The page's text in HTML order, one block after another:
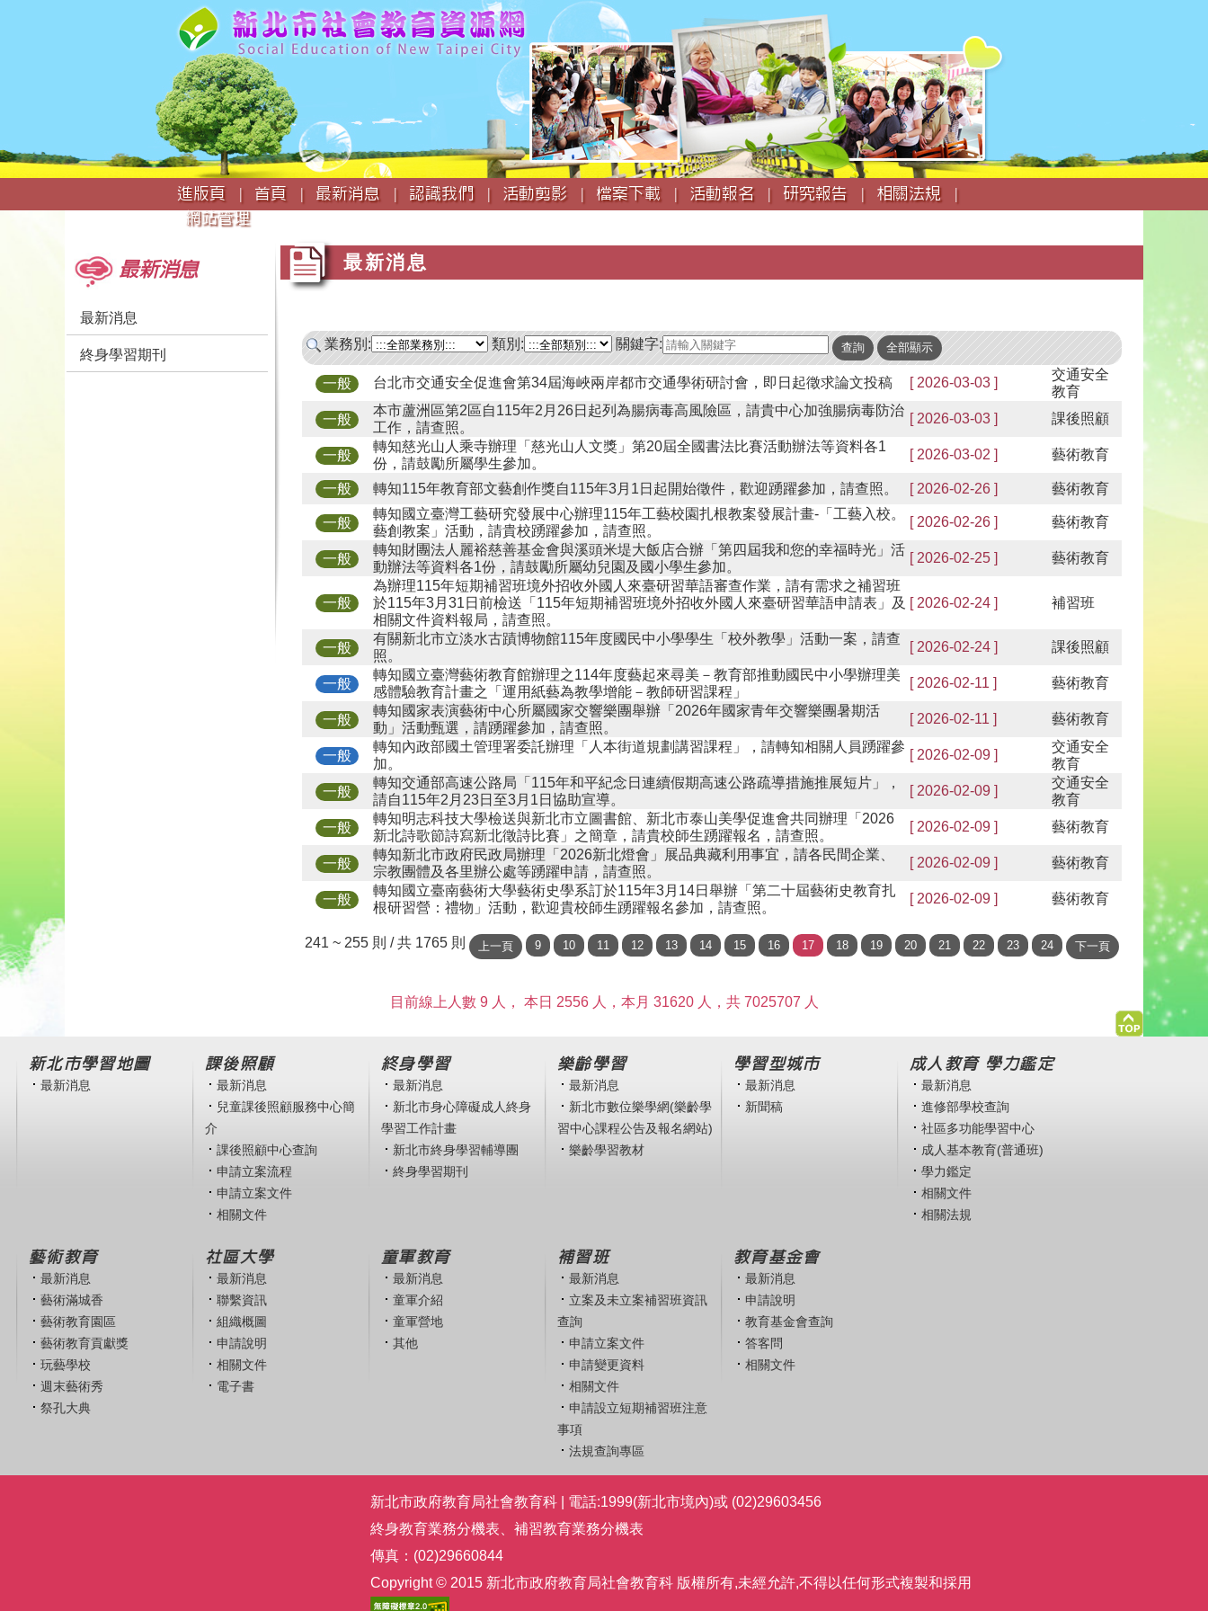
跳
到
主
要
內
容
:::
進版頁 |
首頁 | 最新消息 | 認識我們 | 活動剪影 | 檔案下載 | 活動報名 | 研究報告 |
相關法規 |
網站管理
最新消息
最新消息
終身學習期刊
最新消息
業務別: 類別: 關鍵字:
一般 台北市交通安全促進會第34屆海峽兩岸都市交通學術研討會，即日起徵求論文投稿 [ 2026-03-03 ]
交通安全
教育
一般
本市蘆洲區第2區自115年2月26日起列為腸病毒高風險區，請貴中心加強腸病毒防治
工作，請查照。
[ 2026-03-03 ] 課後照顧
一般
轉知慈光山人乘寺辦理「慈光山人文獎」第20屆全國書法比賽活動辦法等資料各1
份，請鼓勵所屬學生參加。
[ 2026-03-02 ] 藝術教育
一般 轉知115年教育部文藝創作獎自115年3月1日起開始徵件，歡迎踴躍參加，請查照。 [ 2026-02-26 ] 藝術教育
一般
轉知國立臺灣工藝研究發展中心辦理115年工藝校園扎根教案發展計畫-「工藝入校。
藝創教案」活動，請貴校踴躍參加，請查照。
[ 2026-02-26 ] 藝術教育
一般
轉知財團法人麗裕慈善基金會與溪頭米堤大飯店合辦「第四屆我和您的幸福時光」活
動辦法等資料各1份，請鼓勵所屬幼兒園及國小學生參加。
[ 2026-02-25 ] 藝術教育
一般
為辦理115年短期補習班境外招收外國人來臺研習華語審查作業，請有需求之補習班
於115年3月31日前檢送「115年短期補習班境外招收外國人來臺研習華語申請表」及
相關文件資料報局，請查照。
[ 2026-02-24 ] 補習班
一般
有關新北市立淡水古蹟博物館115年度國民中小學學生「校外教學」活動一案，請查
照。
[ 2026-02-24 ] 課後照顧
一般
轉知國立臺灣藝術教育館辦理之114年度藝起來尋美－教育部推動國民中小學辦理美
感體驗教育計畫之「運用紙藝為教學增能－教師研習課程」
[ 2026-02-11 ] 藝術教育
一般
轉知國家表演藝術中心所屬國家交響樂團舉辦「2026年國家青年交響樂團暑期活
動」活動甄選，請踴躍參加，請查照。
[ 2026-02-11 ] 藝術教育
一般
轉知內政部國土管理署委託辦理「人本街道規劃講習課程」，請轉知相關人員踴躍參
加。
[ 2026-02-09 ]
交通安全
教育
一般
轉知交通部高速公路局「115年和平紀念日連續假期高速公路疏導措施推展短片」，
請自115年2月23日至3月1日協助宣導。
[ 2026-02-09 ]
交通安全
教育
一般
轉知明志科技大學檢送與新北市立圖書館、新北市泰山美學促進會共同辦理「2026
新北詩歌節詩寫新北徵詩比賽」之簡章，請貴校師生踴躍報名，請查照。
[ 2026-02-09 ] 藝術教育
一般
轉知新北市政府民政局辦理「2026新北燈會」展品典藏利用事宜，請各民間企業、
宗教團體及各里辦公處等踴躍申請，請查照。
[ 2026-02-09 ] 藝術教育
一般
轉知國立臺南藝術大學藝術史學系訂於115年3月14日舉辦「第二十屆藝術史教育扎
根研習營：禮物」活動，歡迎貴校師生踴躍報名參加，請查照。
[ 2026-02-09 ] 藝術教育
241 ~ 255 則 / 共 1765 則
目前線上人數 9 人， 本日 2556 人，本月 31620 人，共 7025707 人
新北市學習地圖
最新消息
課後照顧
最新消息
兒童課後照顧服務中心簡
介
課後照顧中心查詢
申請立案流程
申請立案文件
相關文件
終身學習
最新消息
新北市身心障礙成人終身
學習工作計畫
新北市終身學習輔導團
終身學習期刊
樂齡學習
最新消息
新北市數位樂學網(樂齡學
習中心課程公告及報名網站)
樂齡學習教材
學習型城市
最新消息
新聞稿
成人教育 學力鑑定
最新消息
進修部學校查詢
社區多功能學習中心
成人基本教育(普通班)
學力鑑定
相關文件
相關法規
藝術教育
最新消息
藝術滿城香
藝術教育園區
藝術教育貢獻獎
玩藝學校
週末藝術秀
祭孔大典
社區大學
最新消息
聯繫資訊
組織概圖
申請說明
相關文件
電子書
童軍教育
最新消息
童軍介紹
童軍營地
其他
補習班
最新消息
立案及未立案補習班資訊
查詢
申請立案文件
申請變更資料
相關文件
申請設立短期補習班注意
事項
法規查詢專區
教育基金會
最新消息
申請說明
教育基金會查詢
答客問
相關文件
新北市政府教育局社會教育科 | 電話:1999(新北市境內)或 (02)29603456
終身教育業務分機表
補習教育業務分機表
傳真：(02)29660844
Copyright © 2015 新北市政府教育局社會教育科 版權所有,未經允許,不得以任何形式複製和採用